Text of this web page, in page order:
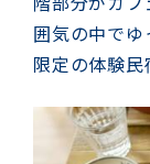
囲気の中で
限定の体験民